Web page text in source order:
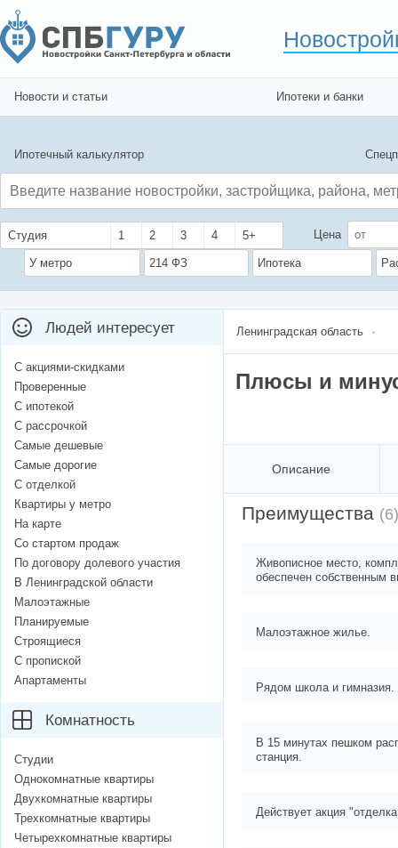
Новости и статьи Ипотеки и банки
Ипотечный калькулятор
Студия 1 2 3 4 5+ Цена
У метро 214 ФЗ Ипотека
Ленинградская область
Плюсы и
Описание
Преимущества (6)
Живописное место,
обеспечен собственным
Малоэтажное жилье.
Рядом школа и гимназия.
В 15 минутах пешком
станция.
Действует акция
Людей интересует
С акциями-скидками
Проверенные
С ипотекой
С рассрочкой
Самые дешевые
Самые дорогие
С отделкой
Квартиры у метро
На карте
Со стартом продаж
По договору долевого участия
В Ленинградской области
Малоэтажные
Планируемые
Строящиеся
С пропиской
Апартаменты
Комнатность
Студии
Однокомнатные квартиры
Двухкомнатные квартиры
Трехкомнатные квартиры
Четырехкомнатные квартиры